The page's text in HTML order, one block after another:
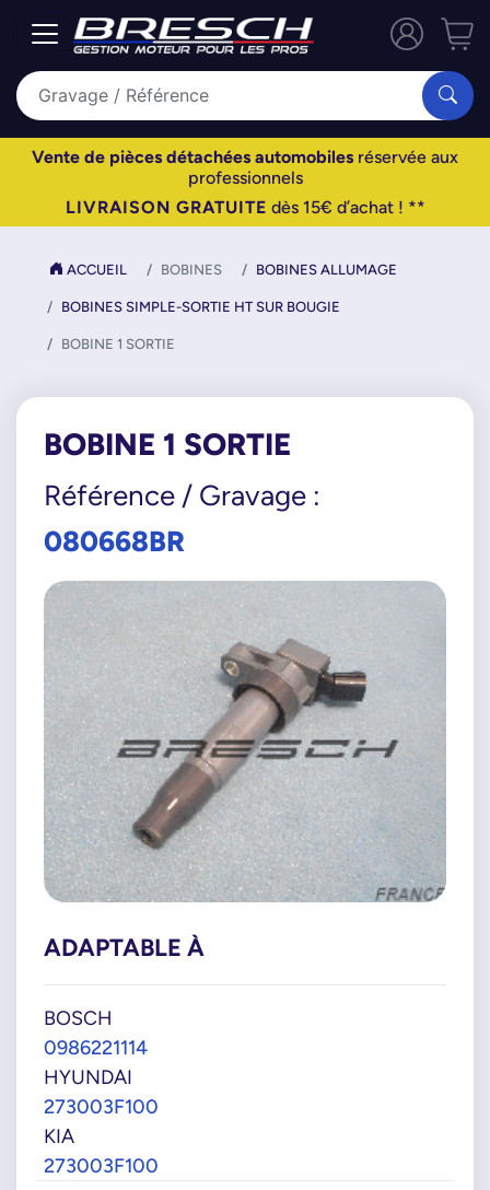
Vente de pièces détachées automobiles réservée aux
professionnels
LIVRAISON GRATUITE dès 15€ d’achat ! **
ACCUEIL BOBINES BOBINES ALLUMAGE
BOBINES SIMPLE-SORTIE HT SUR BOUGIE
BOBINE 1 SORTIE
BOBINE 1 SORTIE
Référence / Gravage :
080668BR
ADAPTABLE À
BOSCH
0986221114
HYUNDAI
273003F100
KIA
273003F100